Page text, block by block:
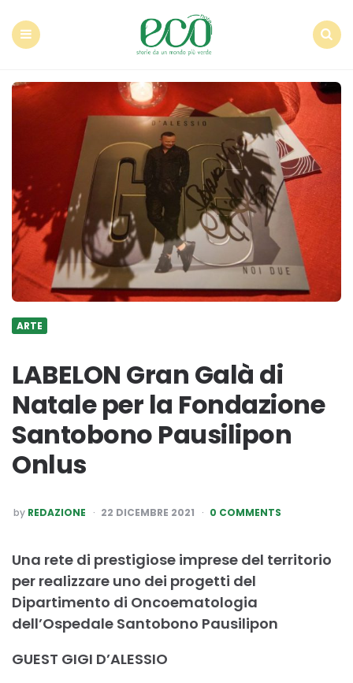
ARTE
LABELON Gran Galà di
Natale per la Fondazione
Santobono Pausilipon
Onlus
POSTED
BY
by REDAZIONE 22 DICEMBRE 2021 0 COMMENTS
Una rete di prestigiose imprese del territorio
per realizzare uno dei progetti del
Dipartimento di Oncoematologia
dell’Ospedale Santobono Pausilipon
GUEST GIGI D’ALESSIO